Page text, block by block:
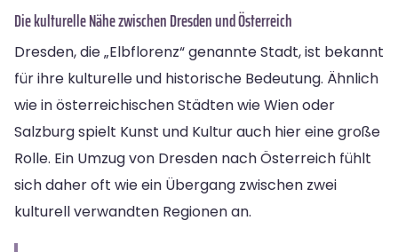
Die kulturelle Nähe zwischen Dresden und Österreich
Dresden, die „Elbflorenz“ genannte Stadt, ist bekannt
für ihre kulturelle und historische Bedeutung. Ähnlich
wie in österreichischen Städten wie Wien oder
Salzburg spielt Kunst und Kultur auch hier eine große
Rolle. Ein Umzug von Dresden nach Österreich fühlt
sich daher oft wie ein Übergang zwischen zwei
kulturell verwandten Regionen an.